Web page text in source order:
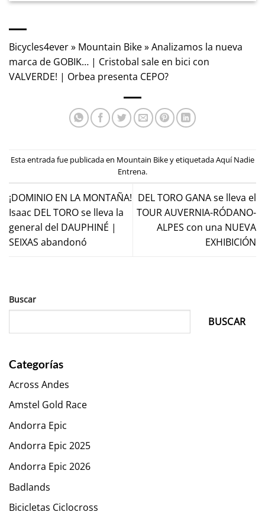
Bicycles4ever» Mountain Bike»Analizamos la nueva
marca de GOBIK… | Cristobal sale en bici con
VALVERDE! | Orbea presenta CEPO?
Esta entrada fue publicada en Mountain Bikey etiquetadaAquí Nadie
Entrena.
¡DOMINIO EN LA MONTAÑA!
Isaac DEL TORO se lleva la
general del DAUPHINÉ |
SEIXAS abandonó
DEL TORO GANA se lleva el
TOUR AUVERNIA-RÓDANO-
ALPES con una NUEVA
EXHIBICIÓN
Buscar
BUSCAR
Categorías
Across Andes
Amstel Gold Race
Andorra Epic
Andorra Epic 2025
Andorra Epic 2026
Badlands
Bicicletas Ciclocross